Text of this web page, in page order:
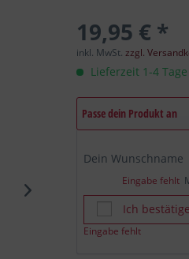
19,95 € *
inkl. MwSt.zzgl.
Lieferzeit 1-4 Tage
Passe dein Produkt an
Dein Wunschname
Eingabe fehlt
Ich
Eingabe fehlt